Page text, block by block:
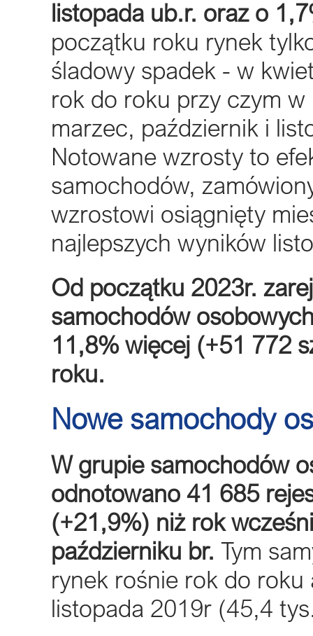
listopada ub.r. oraz o
początku roku rynek
śladowy spadek - w
rok do roku przy czym
marzec, październik i
Notowane wzrosty to
samochodów,
wzrostowi osiągnięty
najlepszych wyników
Od początku 2023r.
samochodów
11,8% więcej (+51 772
roku.
Nowe samochody
W grupie samochodów
odnotowano 41 685
(+21,9%) niż rok
październiku br. Tym
rynek rośnie rok do roku
listopada 2019r (45,4